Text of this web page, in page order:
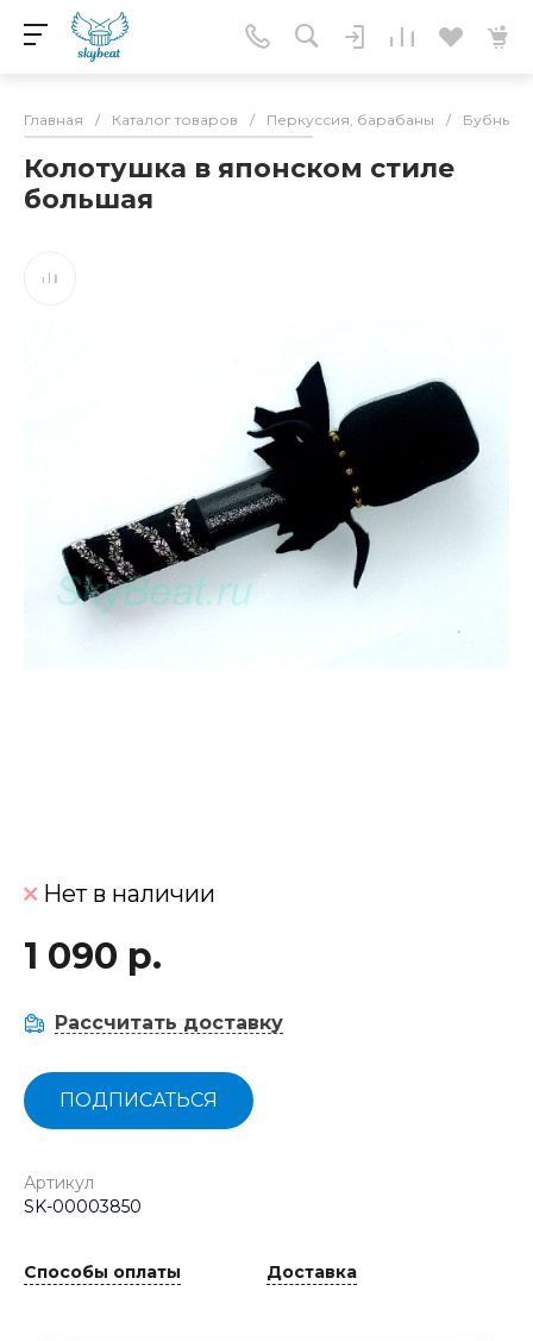
Главная / Каталог товаров / Перкуссия, барабаны / Бубны
Колотушка в японском стиле
большая
Нет в наличии
1 090 р.
Рассчитать доставку
ПОДПИСАТЬСЯ
Артикул
SK-00003850
Способы оплаты Доставка